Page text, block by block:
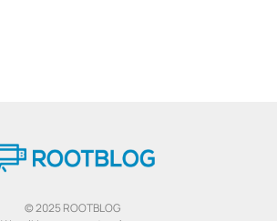
© 2025 ROOTBLOG